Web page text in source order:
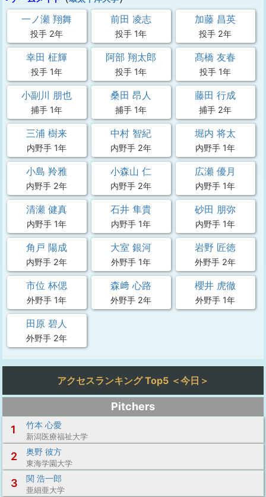
一ノ瀬 翔舞
投手 2年
前田 凌志
投手 1年
加藤 昌英
投手 2年
幸田 柾輝
投手 1年
阿部 翔太郎
投手 1年
髙橋 友春
投手 1年
小副川 朋也
捕手 1年
桑田 昂人
捕手 1年
藤田 行成
捕手 2年
三浦 樹来
内野手 1年
中村 智紀
内野手 2年
堀内 将太
内野手 1年
小島 羚雅
内野手 2年
小森山 仁
内野手 2年
広瀬 優月
内野手 1年
清瀬 健真
内野手 1年
石井 隼貴
内野手 1年
砂田 朋弥
内野手 1年
角戸 陽成
内野手 2年
大室 銀河
外野手 1年
岩野 匠徳
外野手 2年
市位 杯偲
外野手 1年
森﨑 心路
外野手 2年
櫻井 虎徹
外野手 1年
田原 碧人
外野手 2年
アクセスランキング Top5 ＜今日＞
Pitchers
1
竹本 心愛
新潟医療福祉大学
2 奥野 彼方
東海学園大学
3 関 浩一郎
亜細亜大学